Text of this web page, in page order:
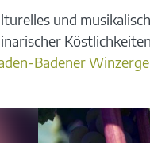
und
Badener